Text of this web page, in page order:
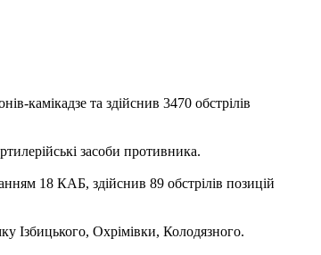
камікадзе та здійснив 3470 обстрілів
засоби противника.
18 КАБ, здійснив 89 обстрілів позицій
Ізбицького, Охрімівки, Колодязного.